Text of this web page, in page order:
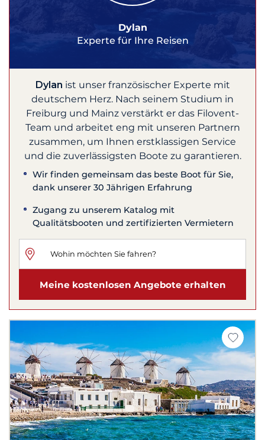
Dylan
Experte für Ihre Reisen
Dylan ist unser französischer Experte mit
deutschem Herz. Nach seinem Studium in
Freiburg und Mainz verstärkt er das Filovent-
Team und arbeitet eng mit unseren Partnern
zusammen, um Ihnen erstklassigen Service
und die zuverlässigsten Boote zu garantieren.
Wir finden gemeinsam das beste Boot für Sie,
dank unserer 30 Jährigen Erfahrung
Zugang zu unserem Katalog mit
Qualitätsbooten und zertifizierten Vermietern
Meine kostenlosen Angebote erhalten